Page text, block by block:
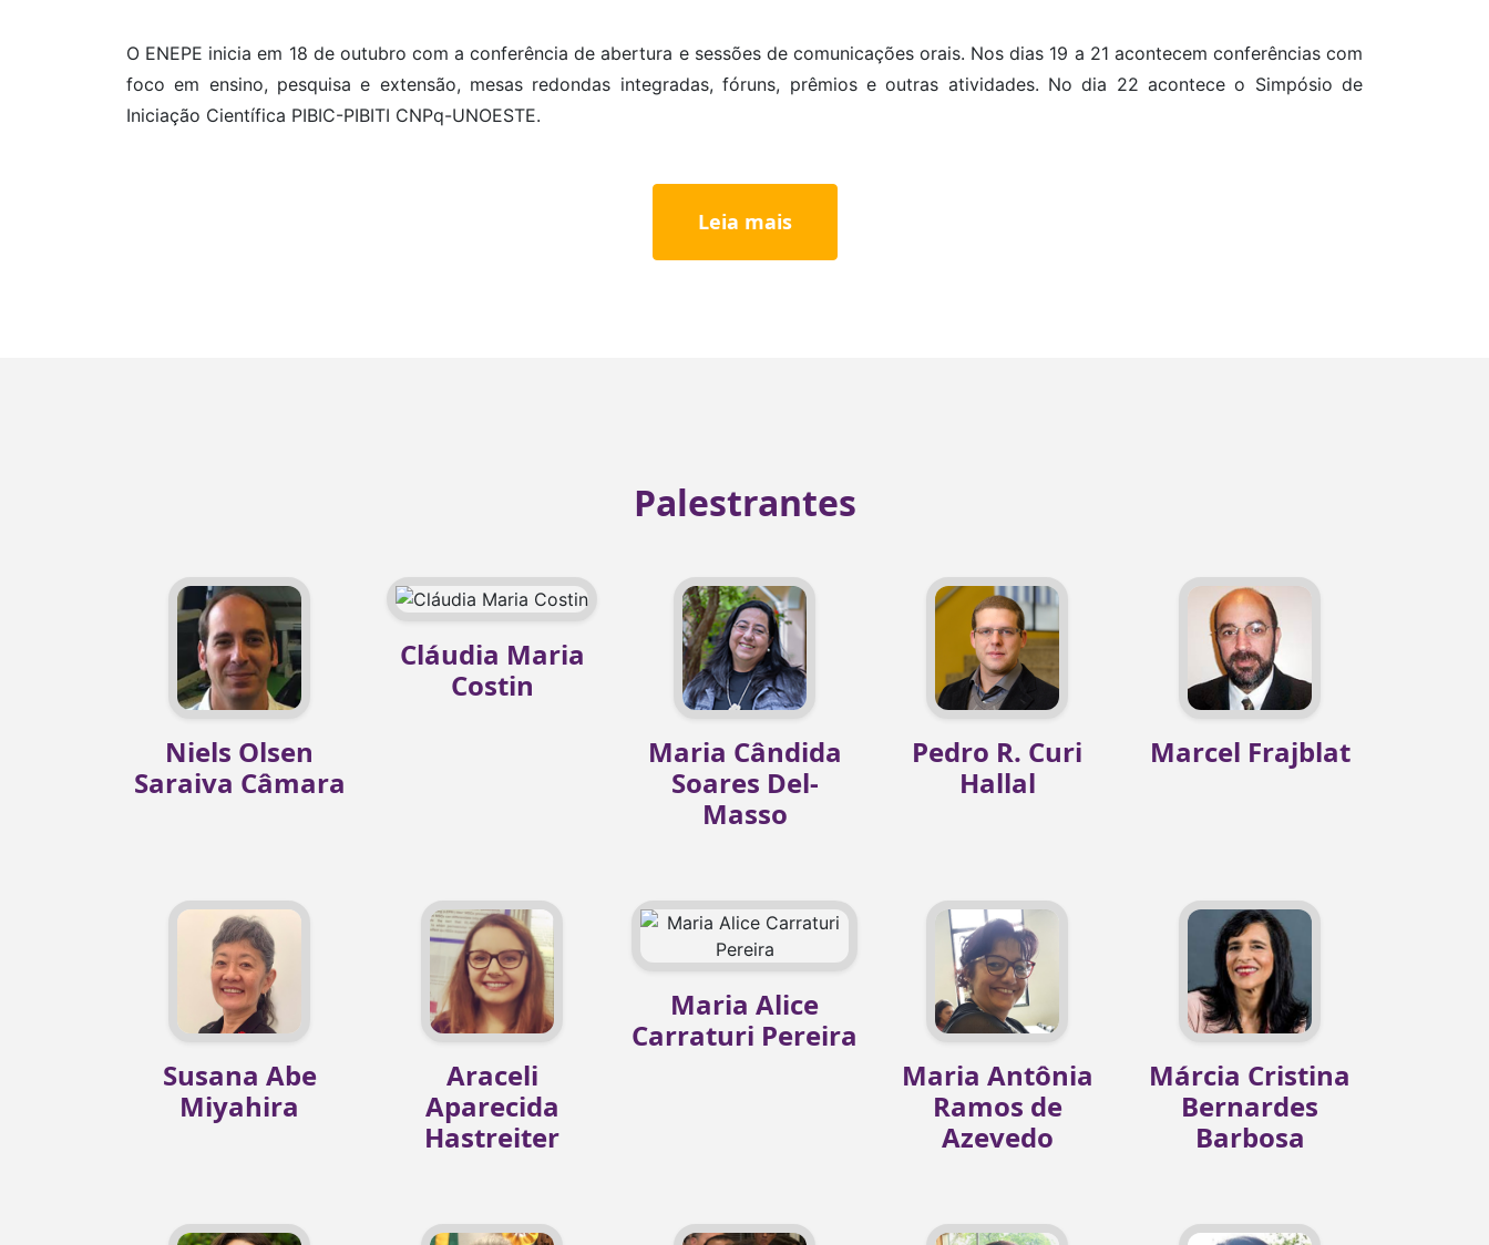
O ENEPE inicia em 18 de outubro com a conferência de abertura e sessões de comunicações orais. Nos dias 19 a 21 acontecem conferências com
foco em ensino, pesquisa e extensão, mesas redondas integradas, fóruns, prêmios e outras atividades. No dia 22 acontece o Simpósio de
Iniciação Científica PIBIC-PIBITI CNPq-UNOESTE.
Leia mais
Palestrantes
Niels Olsen
Saraiva Câmara
Cláudia Maria
Costin
Maria Cândida
Soares Del-
Masso
Pedro R. Curi
Hallal
Marcel Frajblat
Susana Abe
Miyahira
Araceli
Aparecida
Hastreiter
Maria Alice
Carraturi Pereira
Maria Antônia
Ramos de
Azevedo
Márcia Cristina
Bernardes
Barbosa